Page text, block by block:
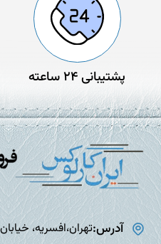
پشتیبانی 24 ساعته
آدرس:تهران،افسریه،